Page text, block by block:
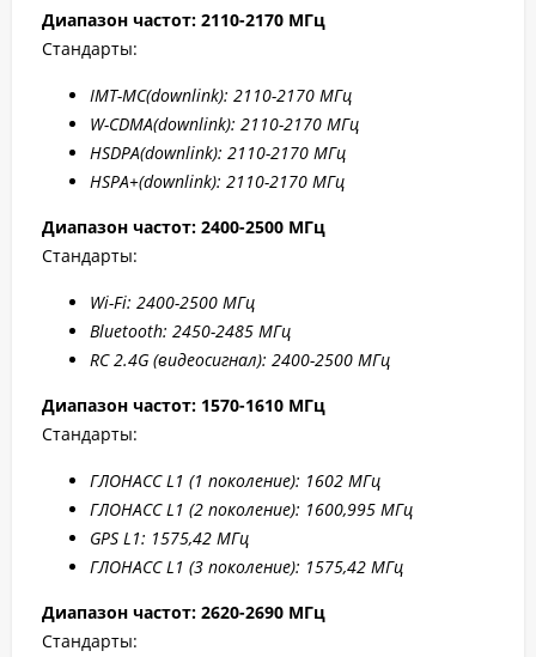
Диапазон частот: 2110-2170 МГц
Стандарты:
IMT-MC(downlink): 2110-2170 МГц
W-CDMA(downlink): 2110-2170 МГц
HSDPA(downlink): 2110-2170 МГц
HSPA+(downlink): 2110-2170 МГц
Диапазон частот: 2400-2500 МГц
Стандарты:
Wi-Fi: 2400-2500 МГц
Bluetooth: 2450-2485 МГц
RC 2.4G (видеосигнал): 2400-2500 МГц
Диапазон частот: 1570-1610 МГц
Стандарты:
ГЛОНАСС L1 (1 поколение): 1602 МГц
ГЛОНАСС L1 (2 поколение): 1600,995 МГц
GPS L1: 1575,42 МГц
ГЛОНАСС L1 (3 поколение): 1575,42 МГц
Диапазон частот: 2620-2690 МГц
Стандарты: